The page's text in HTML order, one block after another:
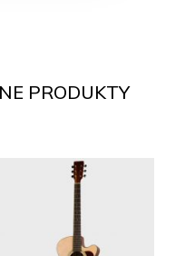
PRODUKTY